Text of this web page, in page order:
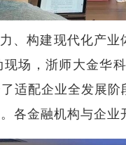
、构建现代化产
现场，浙师大金华
适配企业全发展
各金融机构与企